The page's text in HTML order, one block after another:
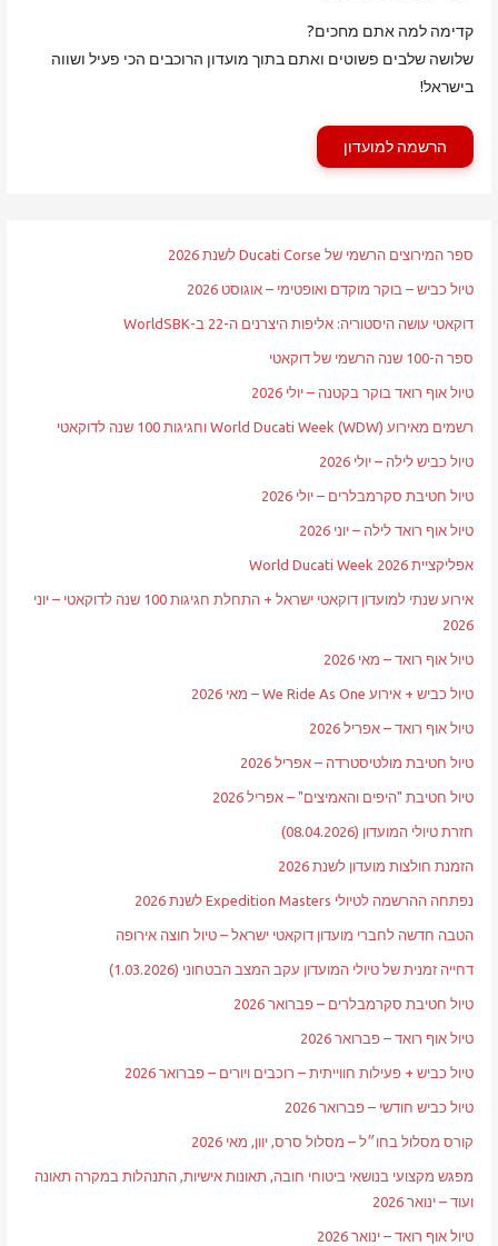
קדימה למה אתם מחכים?
שלושה שלבים פשוטים ואתם בתוך מועדון הרוכבים הכי פעיל ושווה
בישראל!
הרשמה למועדון
ספר המירוצים הרשמי של Ducati Corse לשנת 2026
טיול כביש – בוקר מוקדם ואופטימי – אוגוסט 2026
דוקאטי עושה היסטוריה: אליפות היצרנים ה-22 ב-WorldSBK
ספר ה-100 שנה הרשמי של דוקאטי
טיול אוף רואד בוקר בקטנה – יולי 2026
רשמים מאירוע World Ducati Week (WDW) וחגיגות 100 שנה לדוקאטי
טיול כביש לילה – יולי 2026
טיול חטיבת סקרמבלרים – יולי 2026
טיול אוף רואד לילה – יוני 2026
אפליקציית World Ducati Week 2026
אירוע שנתי למועדון דוקאטי ישראל + התחלת חגיגות 100 שנה לדוקאטי – יוני
2026
טיול אוף רואד – מאי 2026
טיול כביש + אירוע We Ride As One – מאי 2026
טיול אוף רואד – אפריל 2026
טיול חטיבת מולטיסטרדה – אפריל 2026
טיול חטיבת "היפים והאמיצים" – אפריל 2026
חזרת טיולי המועדון (08.04.2026)
הזמנת חולצות מועדון לשנת 2026
נפתחה ההרשמה לטיולי Expedition Masters לשנת 2026
הטבה חדשה לחברי מועדון דוקאטי ישראל – טיול חוצה אירופה
דחייה זמנית של טיולי המועדון עקב המצב הבטחוני (1.03.2026)
טיול חטיבת סקרמבלרים – פברואר 2026
טיול אוף רואד – פברואר 2026
טיול כביש + פעילות חווייתית – רוכבים ויורים – פברואר 2026
טיול כביש חודשי – פברואר 2026
קורס מסלול בחו״ל – מסלול סרס, יוון, מאי 2026
מפגש מקצועי בנושאי ביטוחי חובה, תאונות אישיות, התנהלות במקרה תאונה
ועוד – ינואר 2026
טיול אוף רואד – ינואר 2026